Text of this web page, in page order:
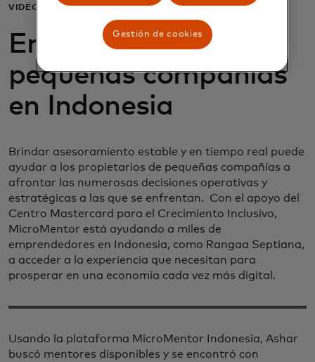
VIDEO
Empoderando a las
pequeñas compañías
en Indonesia
Brindar asesoramiento estable y en tiempo real puede
ayudar a los propietarios de pequeñas compañías a
afrontar las numerosas decisiones operativas y
estratégicas a las que se enfrentan. Con el apoyo del
Centro Mastercard para el Crecimiento Inclusivo,
MicroMentor está ayudando a miles de
emprendedores en Indonesia, como Rangaa Septiana,
a acceder a la experiencia que necesitan para
prosperar en una economía cada vez más digital.
Usando la plataforma MicroMentor Indonesia, Ashar
buscó mentores disponibles y se encontró con
Gestión de cookies